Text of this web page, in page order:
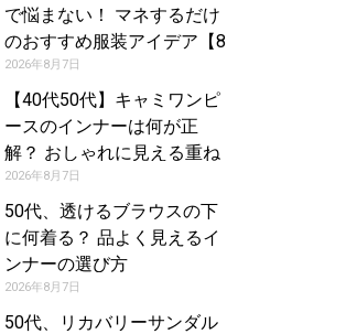
で悩まない！ マネするだけ
のおすすめ服装アイデア【8
月8日夏】
2026年8月7日
【40代50代】キャミワンピ
ースのインナーは何が正
解？ おしゃれに見える重ね
着コーデカタログ
2026年8月7日
50代、透けるブラウスの下
に何着る？ 品よく見えるイ
ンナーの選び方
2026年8月7日
50代、リカバリーサンダル